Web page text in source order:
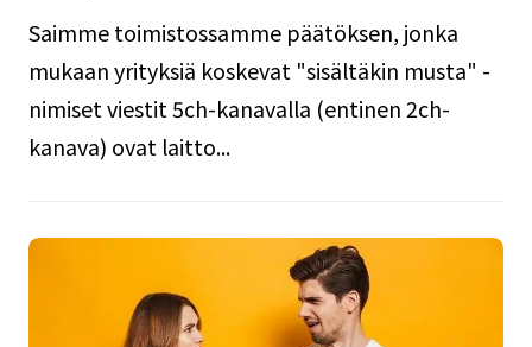
Saimme toimistossamme päätöksen, jonka
mukaan yrityksiä koskevat "sisältäkin musta" -
nimiset viestit 5ch-kanavalla (entinen 2ch-
kanava) ovat laitto...